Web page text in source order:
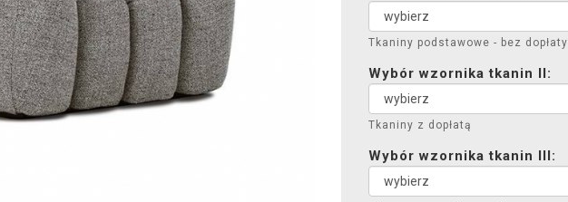
Tkaniny podstawowe - bez dopłaty
Wybór wzornika tkanin II:
Tkaniny z dopłatą
Wybór wzornika tkanin III: